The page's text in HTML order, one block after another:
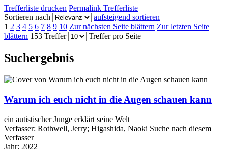
Trefferliste drucken Permalink Trefferliste
Sortieren nach
aufsteigend sortieren
1 2 3 4 5 6 7 8 9 10 Zur nächsten Seite blättern Zur letzten Seite
blättern 153 Treffer Treffer pro Seite
Suchergebnis
Warum ich euch nicht in die Augen schauen kann
ein autistischer Junge erklärt seine Welt
Verfasser: Rothwell, Jerry; Higashida, Naoki Suche nach diesem
Verfasser
Jahr: 2022